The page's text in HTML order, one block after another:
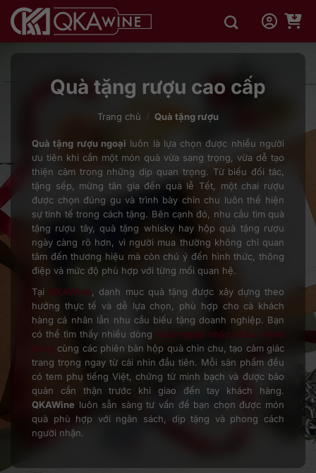
qua
Quà tặng rượu cao cấp
Trang chủ / Quà tặng rượu
Quà tặng rượu ngoại luôn là lựa chọn được nhiều người
ưu tiên khi cần một món quà vừa sang trọng, vừa dễ tạo
thiện cảm trong những dịp quan trọng. Từ biếu đối tác,
tặng sếp, mừng tân gia đến quà lễ Tết, một chai rượu
được chọn đúng gu và trình bày chỉn chu luôn thể hiện
sự tinh tế trong cách tặng. Bên cạnh đó, nhu cầu tìm quà
tặng rượu tây, quà tặng whisky hay hộp quà tặng rượu
ngày càng rõ hơn, vì người mua thường không chỉ quan
tâm đến thương hiệu mà còn chú ý đến hình thức, thông
điệp và mức độ phù hợp với từng mối quan hệ.
Tại QKAWine
, danh mục quà tặng được xây dựng theo
hướng thực tế và dễ lựa chọn, phù hợp cho cả khách
hàng cá nhân lẫn nhu cầu biếu tặng doanh nghiệp. Bạn
có thể tìm thấy nhiều dòng rượu ngoại nhập khẩu chính
cùng các phiên bản hộp quà chỉn chu, tạo cảm giác
trang trọng ngay từ cái nhìn đầu tiên. Mỗi sản phẩm đều
có tem phụ tiếng Việt, chứng từ minh bạch và được bảo
quản cẩn thận trước khi giao đến tay khách hàng.
QKAWine luôn sẵn sàng tư vấn để bạn chọn được món
quà phù hợp với ngân sách, dịp tặng và phong cách
người nhận.